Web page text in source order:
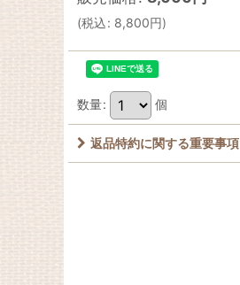
(税込: 8,800円)
数量: 個
返品特約に関する重要事項